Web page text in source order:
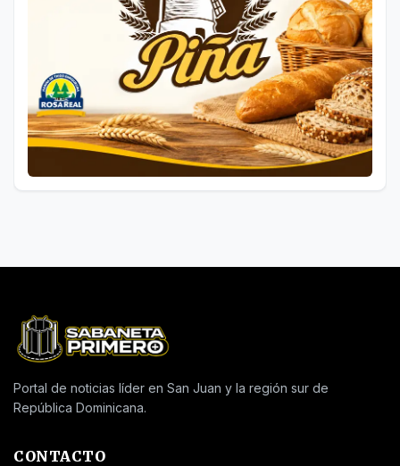
Portal de noticias líder en San Juan y la región sur de
República Dominicana.
CONTACTO